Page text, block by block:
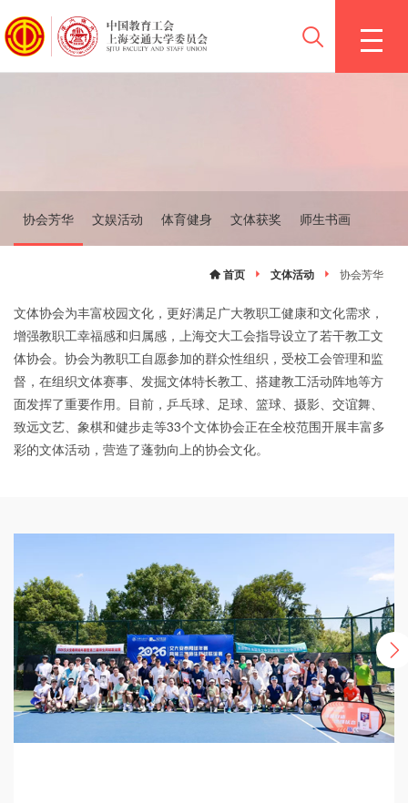
协会芳华 文娱活动 体育健身 文体获奖 师生书画
首页 文体活动 协会芳华
文体协会为丰富校园文化，更好满足广大教职工健康和文化需求，
增强教职工幸福感和归属感，上海交大工会指导设立了若干教工文
体协会。协会为教职工自愿参加的群众性组织，受校工会管理和监
督，在组织文体赛事、发掘文体特长教工、搭建教工活动阵地等方
面发挥了重要作用。目前，乒乓球、足球、篮球、摄影、交谊舞、
致远文艺、象棋和健步走等33个文体协会正在全校范围开展丰富多
彩的文体活动，营造了蓬勃向上的协会文化。